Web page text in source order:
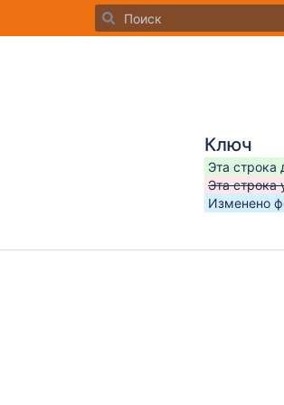
Ключ
Эта строка
Эта строка
Изменено